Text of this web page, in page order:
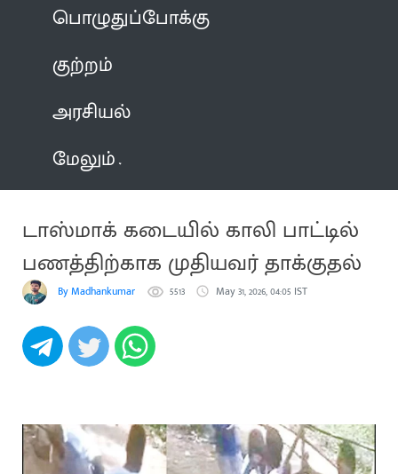
பொழுதுப்போக்கு
குற்றம்
அரசியல்
மேலும்
டாஸ்மாக் கடையில் காலி பாட்டில்
பணத்திற்காக முதியவர் தாக்குதல்
By Madhankumar 5513 May 31, 2026, 04:05 IST